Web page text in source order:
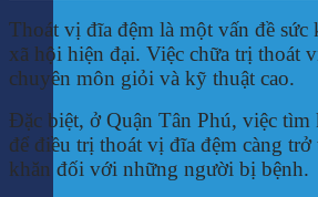
Thoát vị đĩa đệm là một vấn đề sức
xã hội hiện đại. Việc chữa trị thoát
chuyên môn giỏi và kỹ thuật cao.
Đặc biệt, ở Quận Tân Phú, việc
để điều trị thoát vị đĩa đệm càng
khăn đối với những người bị bệnh.